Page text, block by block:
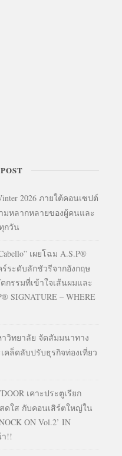
2026 ภายใต้คอนเซปต์
ามหลากหลายของผู้คนและ
กวัน
เผยโฉม A.S.P®
ร์ระดับลักชัวรีจากอังกฤษ
รรมที่เข้าใจเส้นผมและ
SIGNATURE – WHERE
วิทยาลัย จัดสัมมนาทาง
คล็ดลับปรับธุรกิจท่องเที่ยว
เคาะประตูเรียก
ดใส กับคอนเสิร์ตใหญ่ใน
ON Vol.2’ IN
า!!